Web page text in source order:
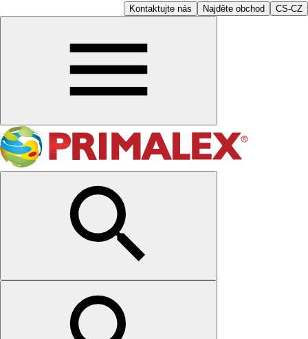
Kontaktujte nás Najděte obchod CS-CZ